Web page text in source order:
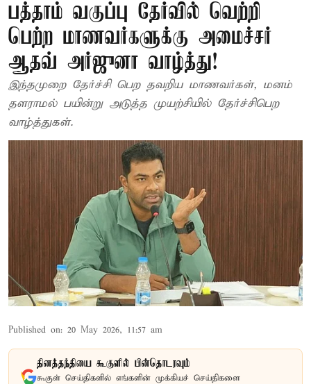
பத்தாம் வகுப்பு தேர்வில் வெற்றி
பெற்ற மாணவர்களுக்கு அமைச்சர்
ஆதவ் அர்ஜுனா வாழ்த்து!
இந்தமுறை தேர்ச்சி பெற தவறிய மாணவர்கள், மனம்
தளராமல் பயின்று அடுத்த முயற்சியில் தேர்ச்சிபெற
வாழ்த்துகள்.
Published on: 20 May 2026, 11:57 am
தினத்தந்தியை கூகுளில் பின்தொடரவும்
கூகுள் செய்திகளில் எங்களின் முக்கியச் செய்திகளை